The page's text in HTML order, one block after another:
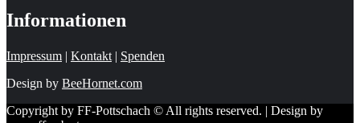
Informationen
Impressum | Kontakt | Spenden
Design by BeeHornet.com
Copyright by FF-Pottschach © All rights reserved. | Design by